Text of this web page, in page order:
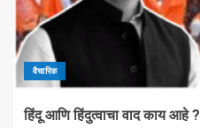
वैचारिक
हिंदू आणि हिंदुत्वाचा वाद काय आहे ?